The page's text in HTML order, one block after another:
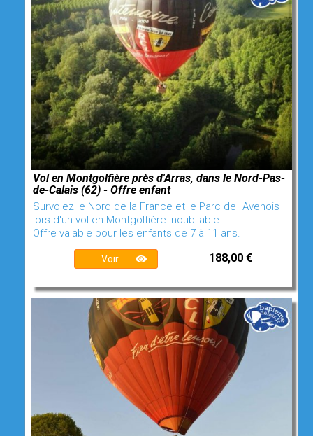
Vol en Montgolfière près d'Arras, dans le Nord-Pas-
de-Calais (62) - Offre enfant
Survolez le Nord de la France et le Parc de l'Avenois
lors d'un vol en Montgolfière inoubliable
Offre valable pour les enfants de 7 à 11 ans.
Voir 188,00 €